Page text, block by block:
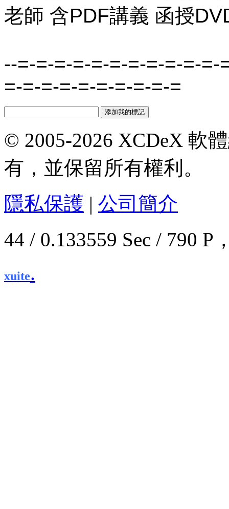
老師 含PDF講義 函授
--=-=-=-=-=-=-=-=-=-=-
=-=-=-=-=-=-=-=-=-=
© 2005-2026 XCDeX 軟
有，並保留所有權利。
隱私保護 | 公司簡介
44 / 0.133559 Sec / 790
xuite.